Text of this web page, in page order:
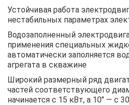
Устойчивая работа
нестабильных параметрах
Водозаполненный
применения специальных
автоматически заполняется
агрегата в скважине
Широкий размерный ряд
частей соответствующего
начинается с 15 кВт, а 10″ — с